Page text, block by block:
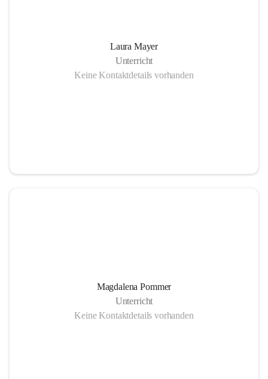
Laura Mayer
Unterricht
Keine Kontaktdetails vorhanden
Magdalena Pommer
Unterricht
Keine Kontaktdetails vorhanden